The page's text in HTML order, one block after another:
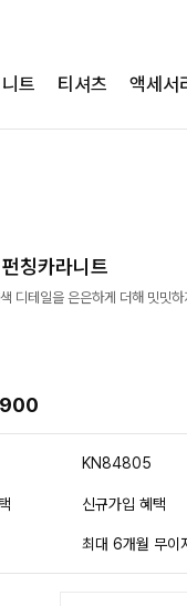
니트 티셔츠 액세서
칭카라니트
디테일을 은은하게 더해 밋밋
KN84805
신규가입 혜택
최대 6개월 무이